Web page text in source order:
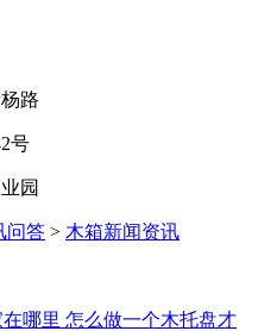
路
号
园
问答 > 木箱新闻资讯
哪里 怎么做一个木托盘才